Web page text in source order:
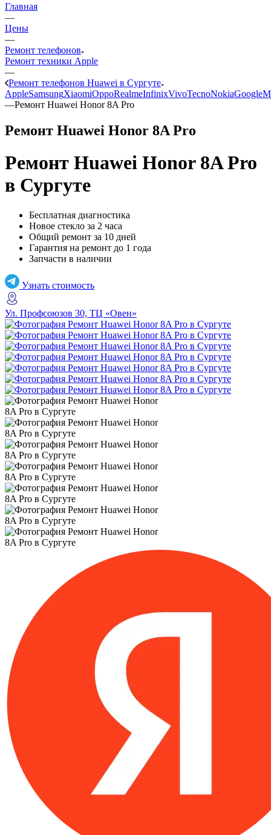
Главная
—
Цены
—
Ремонт телефонов
Ремонт техники Apple
—
Ремонт телефонов Huawei в Сургуте
AppleSamsungXiaomiOppoRealmeInfinixVivoTecnoNokiaGoogle
—Ремонт Huawei Honor 8A Pro
Ремонт Huawei Honor 8A Pro
Ремонт Huawei Honor 8A Pro
в Сургуте
Бесплатная диагностика
Новое стекло за 2 часа
Общий ремонт за 10 дней
Гарантия на ремонт до 1 года
Запчасти в наличии
Узнать стоимость
Ул. Профсоюзов 30, ТЦ «Овен»